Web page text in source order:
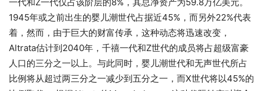
1945年或之前出生的婴儿潮世代占据近45%，而另外22%代表
着，然而，由于巨大的财富传承，这种动态将迅速改变，
Altrata估计到2040年，千禧一代和Z世代的成员将占超级富豪
人口的三分之一以上。与此同时，婴儿潮世代和无声世代所占
比例将从超过两三分之一减少到五分之一，而X世代将以45%的